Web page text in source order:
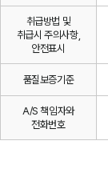
취급방법 및
취급시 주의사항,
안전표시
품질보증기준
A/S 책임자와
전화번호